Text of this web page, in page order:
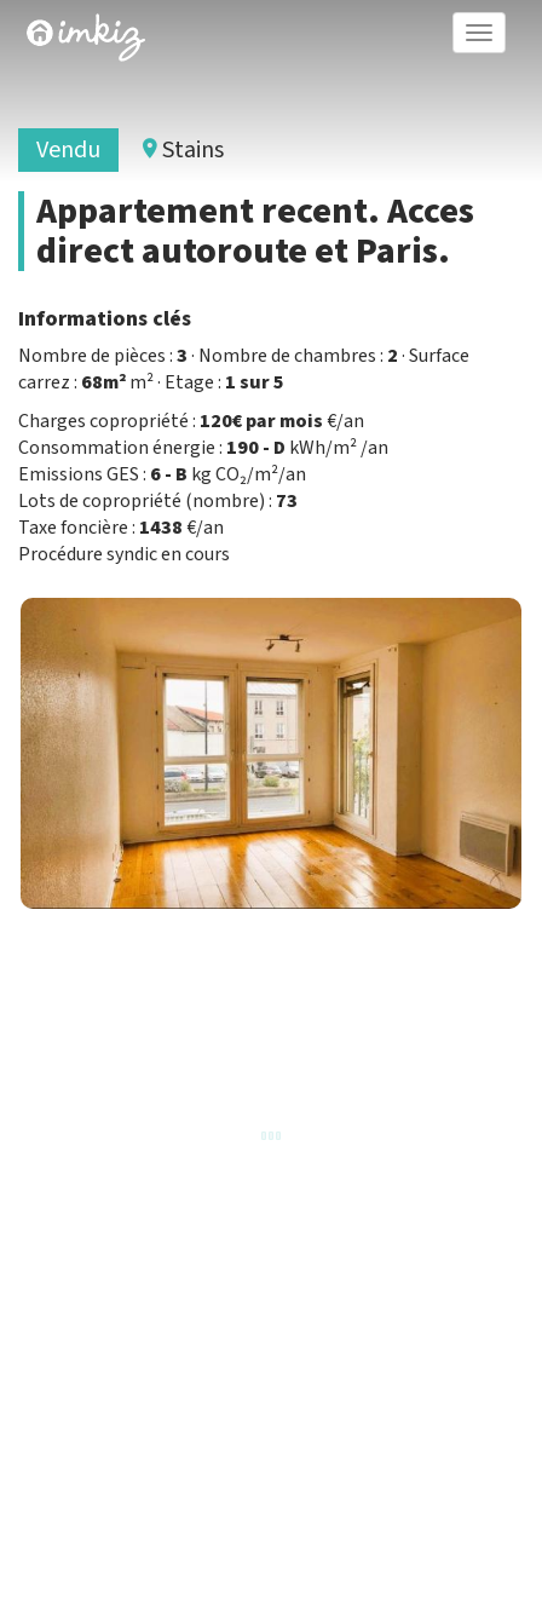
Toggle
Vendu Stains
Appartement recent. Acces
direct autoroute et Paris.
Informations clés
Nombre de pièces :3· Nombre de chambres : 2· Surface
carrez : 68m²m² · Etage : 1 sur 5
Charges copropriété : 120€ par mois€/an
Consommation énergie : 190 - D kWh/m² /an
Emissions GES : 6 - B kg CO₂/m²/an
Lots de copropriété (nombre) : 73
Taxe foncière : 1438€/an
Procédure syndic en cours